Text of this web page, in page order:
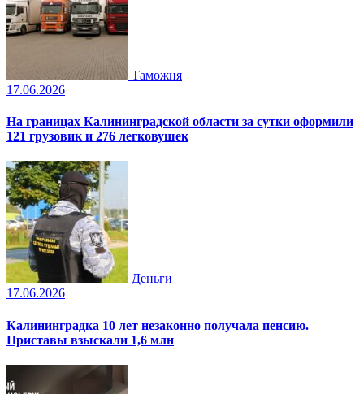
Таможня
17.06.2026
На границах Калининградской области за сутки оформили
121 грузовик и 276 легковушек
Деньги
17.06.2026
Калининградка 10 лет незаконно получала пенсию.
Приставы взыскали 1,6 млн